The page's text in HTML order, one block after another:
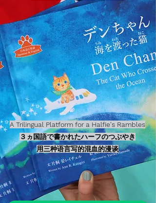
A Trilingual Platform for a Halfie's Rambles
３ヵ国語で書かれたハーフのつぶやき
用三种语言写的混血的漫谈